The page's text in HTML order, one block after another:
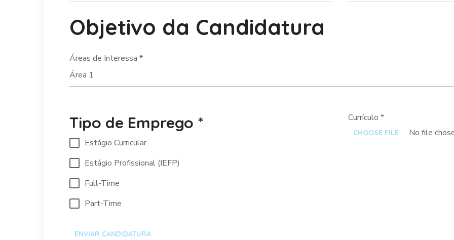
Objetivo da Candidatura
Áreas de Interessa *
Área 1
Tipo de Emprego *
Estágio Curricular
Estágio Profissional (IEFP)
Full-Time
Part-Time
Currículo *
CHOOSE FILE No file
ENVIAR CANDIDATURA